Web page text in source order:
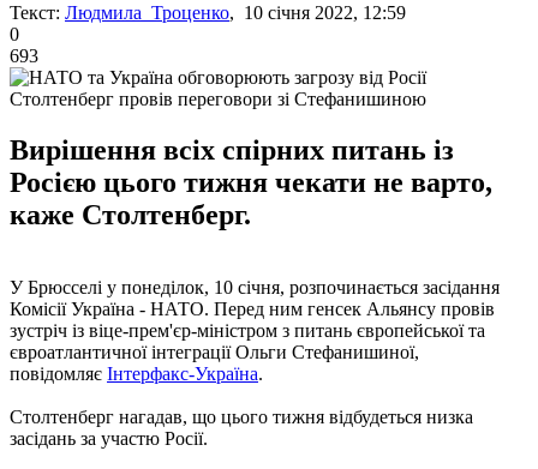
Текст: Людмила Троценко, 10 січня 2022, 12:59
0
693
Столтенберг провів переговори зі Стефанишиною
Вирішення всіх спірних питань із
Росією цього тижня чекати не варто,
каже Столтенберг.
У Брюсселі у понеділок, 10 січня, розпочинається засідання
Комісії Україна - НАТО. Перед ним генсек Альянсу провів
зустріч із віце-прем'єр-міністром з питань європейської та
євроатлантичної інтеграції Ольги Стефанишиної,
повідомляє Інтерфакс-Україна.
Столтенберг нагадав, що цього тижня відбудеться низка
засідань за участю Росії.